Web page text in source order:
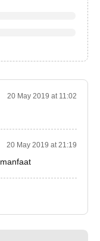
20 May 2019 at 11:02
20 May 2019 at 21:19